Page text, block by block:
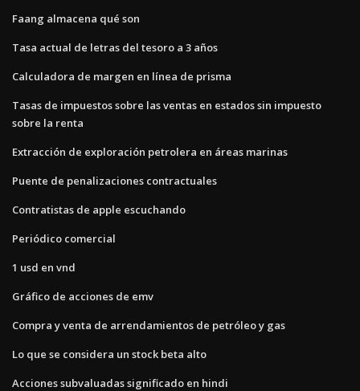
Faang almacena qué son
Tasa actual de letras del tesoro a 3 años
Calculadora de margen en línea de prisma
Tasas de impuestos sobre las ventas en estados sin impuesto
sobre la renta
Extracción de exploración petrolera en áreas marinas
Puente de penalizaciones contractuales
Contratistas de apple escuchando
Periódico comercial
1 usd en vnd
Gráfico de acciones de emv
Compra y venta de arrendamientos de petróleo y gas
Lo que se considera un stock beta alto
Acciones subvaluadas significado en hindi